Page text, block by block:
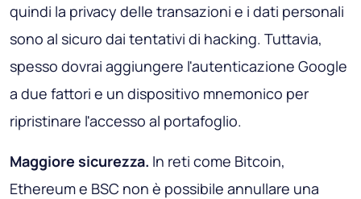
quindi la privacy delle transazioni e i dati personali
sono al sicuro dai tentativi di hacking. Tuttavia,
spesso dovrai aggiungere l'autenticazione Google
a due fattori e un dispositivo mnemonico per
ripristinare l'accesso al portafoglio.
Maggiore sicurezza. In reti come Bitcoin,
Ethereum e BSC non è possibile annullare una